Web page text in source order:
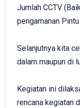
Jumlah CCTV
pengamanan
Selanjutnya kita
dalam maupun di
Kegiatan ini
rencana kegiatan